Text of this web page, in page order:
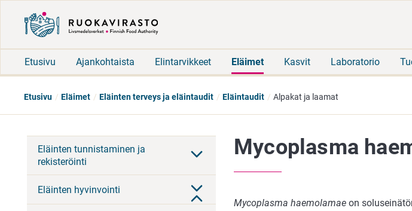
Etusivu Ajankohtaista Elintarvikkeet Eläimet Kasvit Laboratorio
Etusivu Eläimet Eläinten terveys ja eläintaudit Eläintaudit Alpakat ja laamat
Eläinten tunnistaminen ja
rekisteröinti
Eläinten hyvinvointi
Mycoplasma
Mycoplasma haemolamae on